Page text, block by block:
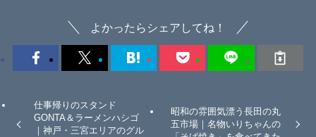
よかったらシェアしてね！
仕事帰りのスタンド
GONTA＆ラーメンハシゴ
｜神戸・三宮エリアのグル
昭和の雰囲気漂う長田の丸
五市場｜名物いりちゃんの